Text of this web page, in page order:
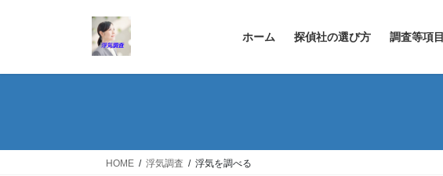
ホーム 探偵社の選び方 調査等項目
HOME 浮気調査 浮気を調べる